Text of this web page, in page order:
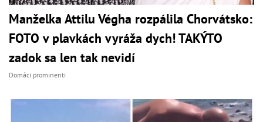
Manželka Attilu Végha rozpálila Chorvátsko:
FOTO v plavkách vyráža dych! TAKÝTO
zadok sa len tak nevidí
Domáci prominenti